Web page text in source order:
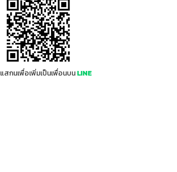
แสกนเพื่อเพิ่มเป็นเพื่อนบนLINE